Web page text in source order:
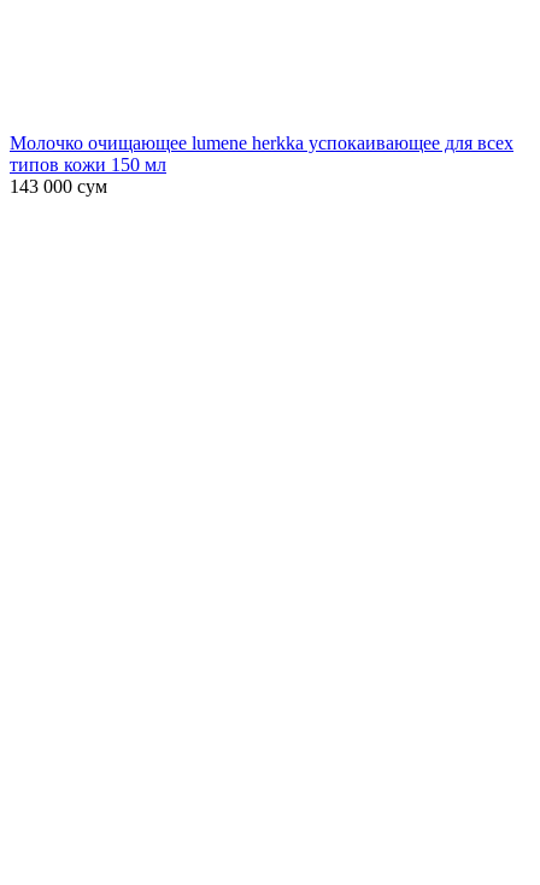
Молочко очищающее lumene herkka успокаивающее для всех
типов кожи 150 мл
143 000 сум